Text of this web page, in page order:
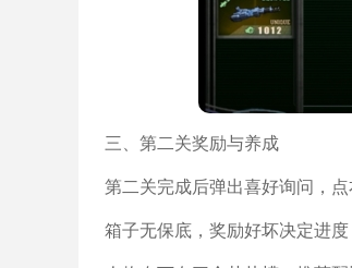
三、第二关奖励与养成
第二关完成后弹出喜好询问，
箱子无保底，奖励好坏决定进